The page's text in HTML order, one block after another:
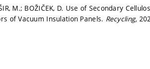
M.; BOŽIČEK, D. Use of Secondary
of Vacuum Insulation Panels. Recycling,